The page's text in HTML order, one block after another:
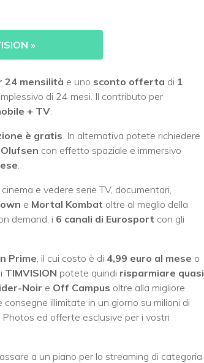
»
24 mensilità e uno sconto offerta di 1
di 24 mesi. Il contributo per
+ TV
è gratis . In alternativa potete richiedere
con effetto spaziale e immersivo
e vedere serie TV, documentari,
e Mortal Kombat oltre al meglio della
demand, i 6 canali di Eurosport con gli
Prime , il cui costo è di 4,99 euro al mese o
TIMVISION potete quindi risparmiare quasi
Noir e Off Campus oltre alla migliore
consegne illimitate in un giorno su milioni di
ed offerte esclusive per i vostri
a un piano per lo streaming di categoria